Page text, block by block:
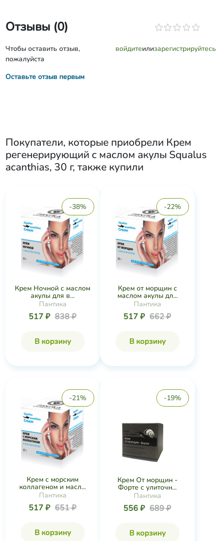
Отзывы (0)
Чтобы оставить отзыв,
пожалуйста
войдитеилизарегистрируйтесь
Оставьте отзыв первым
Покупатели, которые приобрели Крем
регенерирующий с маслом акулы Squalus
acanthias, 30 г, также купили
-38%
Крем Ночной с маслом
акулы для в...
Пантика
517 ₽ 838 ₽
В корзину
-22%
Крем от морщин с
маслом акулы дл...
Пантика
517 ₽ 662 ₽
В корзину
-21%
Крем с морским
коллагеном и масл...
Пантика
517 ₽ 651 ₽
В корзину
-19%
Крем От морщин -
Форте с улиточн...
Пантика
556 ₽ 689 ₽
В корзину